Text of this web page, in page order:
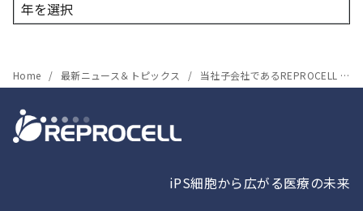
Home 最新ニュース＆トピックス 当社子会社であるREPROCELL Europeの研究員らによる論文が、Scientific Reports誌に掲載されました
iPS細胞から広がる医療の未来